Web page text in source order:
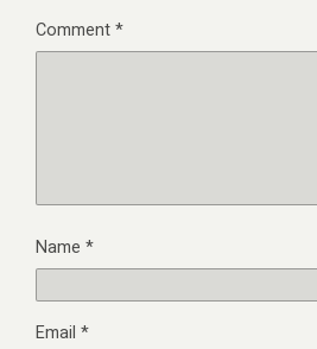
Comment*
Name *
Email *